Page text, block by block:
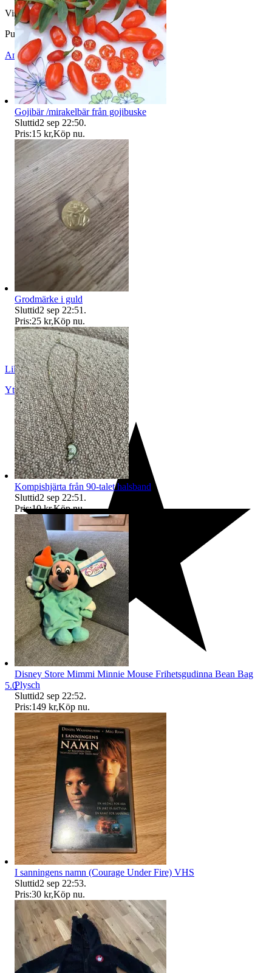
Visningar 92
Publicerad 7 maj 19:32
Anmäl Sälj liknande
LilleWoody
Ytterby,Sverige
5.0
Gojibär /mirakelbär från gojibuske
Sluttid2 sep 22:50.
Pris:15 kr,Köp nu.
Grodmärke i guld
Sluttid2 sep 22:51 .
Pris:25 kr,Köp nu.
Kompishjärta från 90-talet halsband
Sluttid2 sep 22:51 .
Pris:10 kr,Köp nu.
Disney Store Mimmi Minnie Mouse Frihetsgudinna Bean Bag
Plysch
Sluttid2 sep 22:52.
Pris:149 kr,Köp nu.
I sanningens namn (Courage Under Fire) VHS
Sluttid2 sep 22:53.
Pris:30 kr,Köp nu.